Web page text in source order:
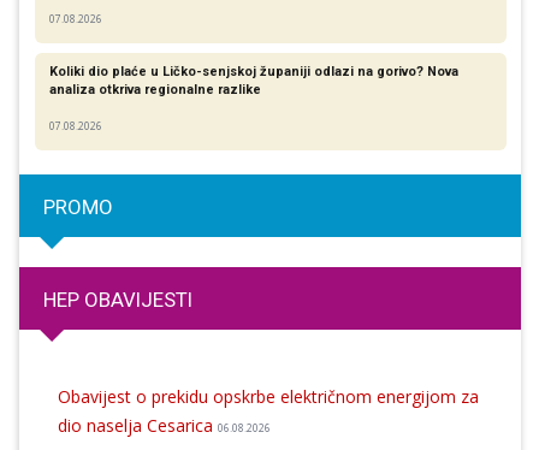
07.08.2026
Koliki dio plaće u Ličko-senjskoj županiji odlazi na gorivo? Nova
analiza otkriva regionalne razlike​
07.08.2026
PROMO
HEP OBAVIJESTI
Obavijest o prekidu opskrbe električnom energijom za
dio naselja Cesarica 06.08.2026